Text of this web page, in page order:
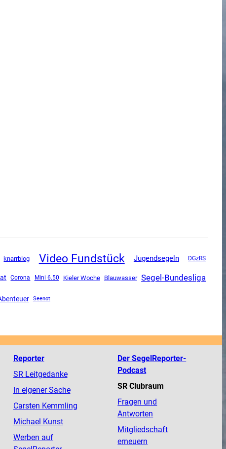
knarrblog Video Fundstück Jugendsegeln DGzRS
Corona Mini 6.50 Kieler Woche Blauwasser Segel-Bundesliga
Seenot
Reporter
SR Leitgedanke
In eigener Sache
Carsten Kemmling
Michael Kunst
Werben auf
Der SegelReporter-
Podcast
SR Clubraum
Fragen und
Antworten
Mitgliedschaft
erneuern